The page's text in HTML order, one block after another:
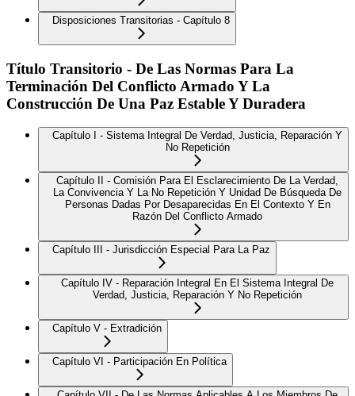
Disposiciones Transitorias - Capítulo 8
Título Transitorio - De Las Normas Para La
Terminación Del Conflicto Armado Y La
Construcción De Una Paz Estable Y Duradera
Capítulo I - Sistema Integral De Verdad, Justicia, Reparación Y
No Repetición
Capítulo II - Comisión Para El Esclarecimiento De La Verdad,
La Convivencia Y La No Repetición Y Unidad De Búsqueda De
Personas Dadas Por Desaparecidas En El Contexto Y En
Razón Del Conflicto Armado
Capítulo III - Jurisdicción Especial Para La Paz
Capítulo IV - Reparación Integral En El Sistema Integral De
Verdad, Justicia, Reparación Y No Repetición
Capítulo V - Extradición
Capítulo VI - Participación En Política